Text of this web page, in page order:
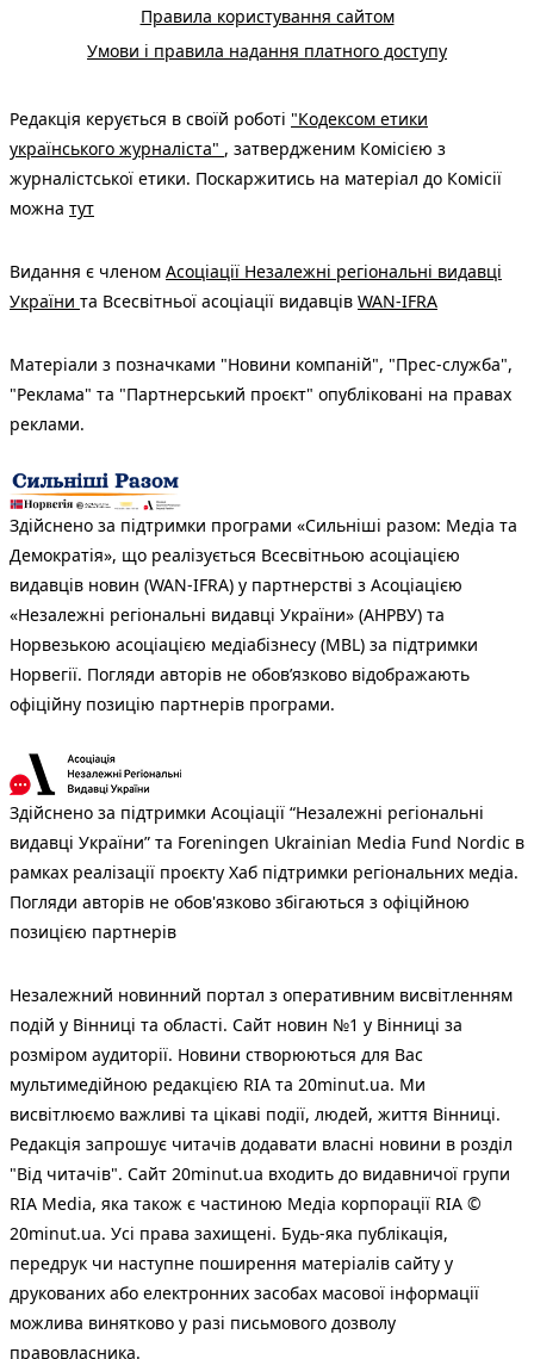
Правила користування сайтом
Умови і правила надання платного доступу
Редакція керується в своїй роботі "Кодексом етики
українського журналіста" , затвердженим Комісією з
журналістської етики. Поскаржитись на матеріал до Комісії
можна тут
Видання є членом Асоціації Незалежні регіональні видавці
України та Всесвітньої асоціації видавців WAN-IFRA
Матеріали з позначками "Новини компаній", "Прес-служба",
"Реклама" та "Партнерський проєкт" опубліковані на правах
реклами.
Здійснено за підтримки програми «Сильніші разом: Медіа та
Демократія», що реалізується Всесвітньою асоціацією
видавців новин (WAN-IFRA) у партнерстві з Асоціацією
«Незалежні регіональні видавці України» (АНРВУ) та
Норвезькою асоціацією медіабізнесу (MBL) за підтримки
Норвегії. Погляди авторів не обов’язково відображають
офіційну позицію партнерів програми.
Здійснено за підтримки Асоціації “Незалежні регіональні
видавці України” та Foreningen Ukrainian Media Fund Nordic в
рамках реалізації проєкту Хаб підтримки регіональних медіа.
Погляди авторів не обов'язково збігаються з офіційною
позицією партнерів
Незалежний новинний портал з оперативним висвітленням
подій у Вінниці та області. Сайт новин №1 у Вінниці за
розміром аудиторії. Новини створюються для Вас
мультимедійною редакцією RIA та 20minut.ua. Ми
висвітлюємо важливі та цікаві події, людей, життя Вінниці.
Редакція запрошує читачів додавати власні новини в розділ
"Від читачів". Сайт 20minut.ua входить до видавничої групи
RIA Media, яка також є частиною Медіа корпорації RIA ©
20minut.ua. Усі права захищені. Будь-яка публiкацiя,
передрук чи наступне поширення матеріалів сайту у
друкованих або електронних засобах масової інформації
можлива винятково у разі письмового дозволу
правовласника.